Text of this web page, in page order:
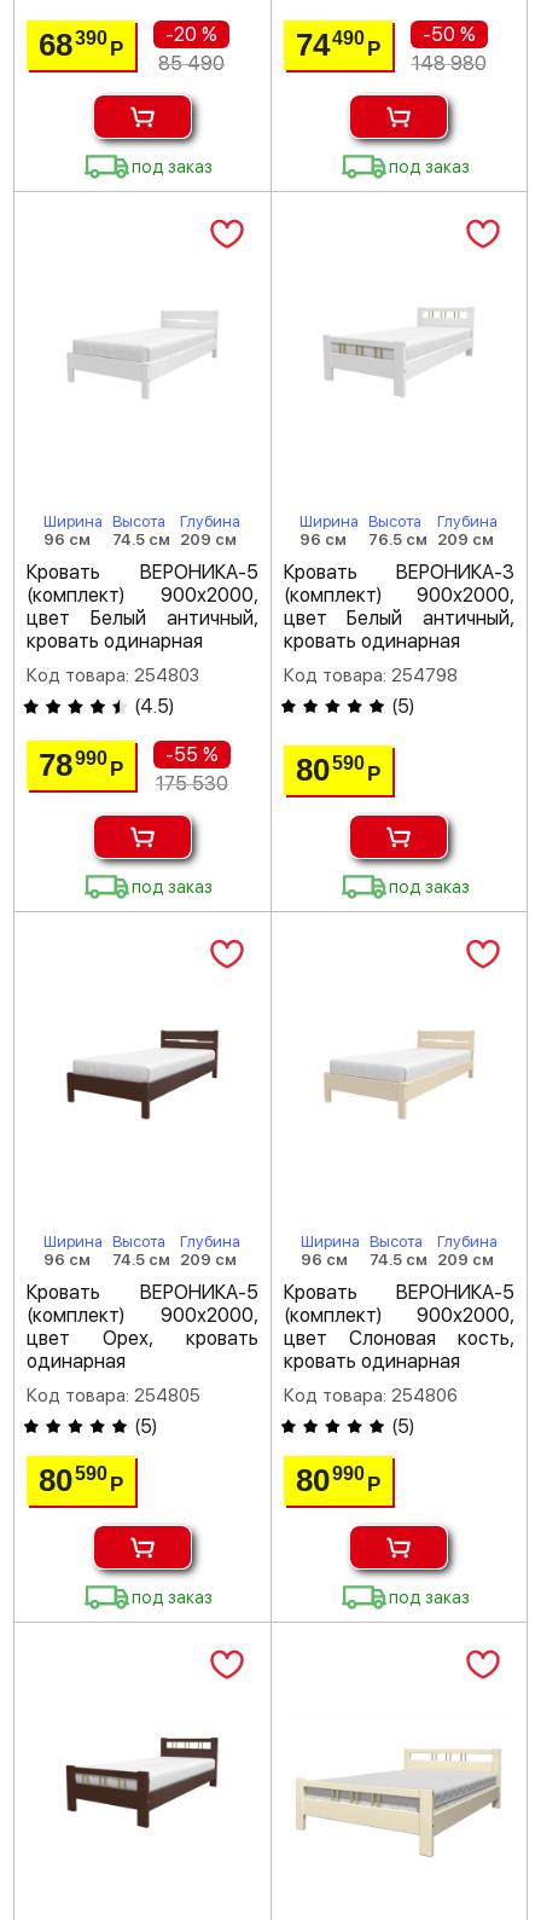
68390Р
-20 %
85 490
под заказ
74490 Р
-50 %
148 980
под заказ
Ширина
96 см
Высота
74.5 см
Глубина
209 см
Кровать ВЕРОНИКА-5
(комплект) 900х2000,
цвет Белый античный,
кровать одинарная
Код товара: 254803
(4.5)
78990Р
-55 %
175 530
под заказ
Ширина
96 см
Высота
76.5 см
Глубина
209 см
Кровать ВЕРОНИКА-3
(комплект) 900х2000,
цвет Белый античный,
кровать одинарная
Код товара: 254798
(5)
80590 Р
под заказ
Ширина
96 см
Высота
74.5 см
Глубина
209 см
Кровать ВЕРОНИКА-5
(комплект) 900х2000,
цвет Орех, кровать
одинарная
Код товара: 254805
(5)
80590Р
под заказ
Ширина
96 см
Высота
74.5 см
Глубина
209 см
Кровать ВЕРОНИКА-5
(комплект) 900х2000,
цвет Слоновая кость,
кровать одинарная
Код товара: 254806
(5)
80990 Р
под заказ